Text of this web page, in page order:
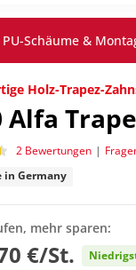
Schäume &
Holz-Trapez-
Alfa
2 Bewertungen |
in Germany
mehr sparen:
€/St.